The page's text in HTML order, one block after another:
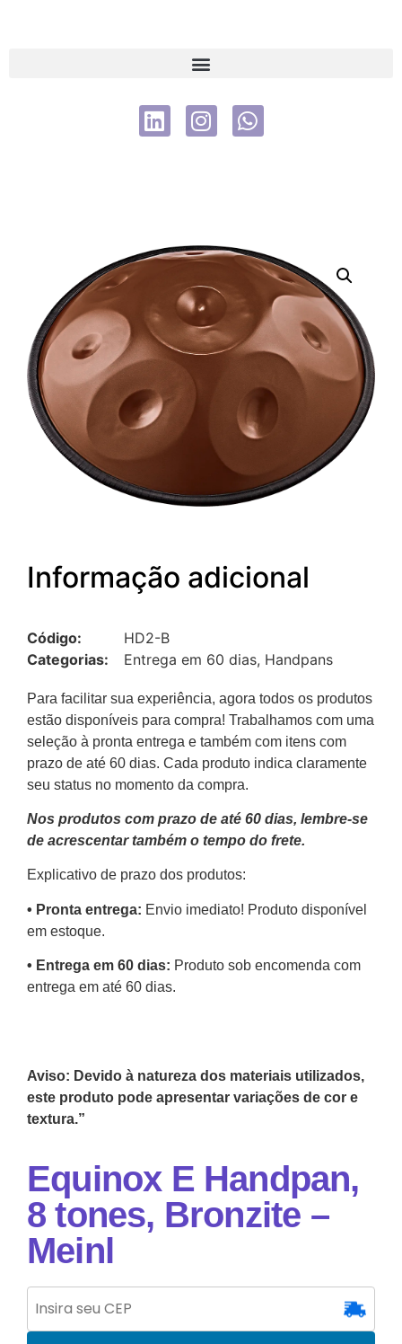
Informação adicional
Código:
HD2-B
Categorias:
Entrega em 60 dias, Handpans
Para facilitar sua experiência, agora todos os produtos
estão disponíveis para compra! Trabalhamos com uma
seleção à pronta entrega e também com itens com
prazo de até 60 dias. Cada produto indica claramente
seu status no momento da compra.
Nos produtos com prazo de até 60 dias, lembre-se
de acrescentar também o tempo do frete.
Explicativo de prazo dos produtos:
•⁠ ⁠Pronta entrega: Envio imediato! Produto disponível
em estoque.
•⁠ Entrega em 60 dias: Produto sob encomenda com
entrega em até 60 dias.
Aviso: Devido à natureza dos materiais utilizados,
este produto pode apresentar variações de cor e
textura.”
Equinox E Handpan,
8 tones, Bronzite –
Meinl